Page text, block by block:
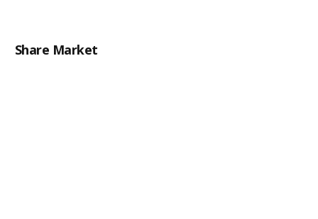
Share Market